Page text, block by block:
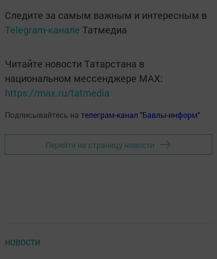
Следите за самым важным и интересным в
Telegram-канале Татмедиа
Читайте новости Татарстана в
национальном мессенджере MАХ:
https://max.ru/tatmedia
Подписывайтесь на телеграм-канал "Бавлы-информ"
Перейти на страницу новости
НОВОСТИ